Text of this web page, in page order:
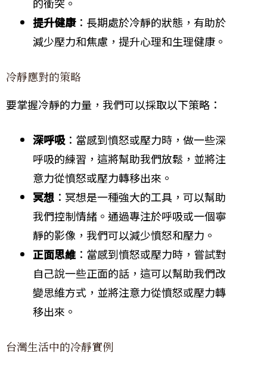
提升健康：長期處於冷靜的狀態，有助於
減少壓力和焦慮，提升心理和生理健康。
冷靜應對的策略
要掌握冷靜的力量，我們可以採取以下策略：
深呼吸 ：當感到憤怒或壓力時，做一些深
呼吸的練習，這將幫助我們放鬆，並將注
意力從憤怒或壓力轉移出來。
冥想 ：冥想是一種強大的工具，可以幫助
我們控制情緒。通過專注於呼吸或一個寧
靜的影像，我們可以減少憤怒和壓力。
正面思維 ：當感到憤怒或壓力時，嘗試對
自己說一些正面的話，這可以幫助我們改
變思維方式，並將注意力從憤怒或壓力轉
移出來。
台灣生活中的冷靜實例